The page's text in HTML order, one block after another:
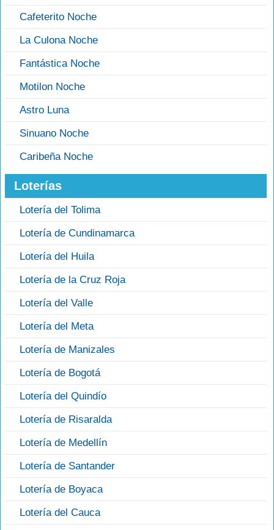
Cafeterito Noche
La Culona Noche
Fantástica Noche
Motilon Noche
Astro Luna
Sinuano Noche
Caribeña Noche
Loterías
Lotería del Tolima
Lotería de Cundinamarca
Lotería del Huila
Lotería de la Cruz Roja
Lotería del Valle
Lotería del Meta
Lotería de Manizales
Lotería de Bogotá
Lotería del Quindío
Lotería de Risaralda
Lotería de Medellín
Lotería de Santander
Lotería de Boyaca
Lotería del Cauca